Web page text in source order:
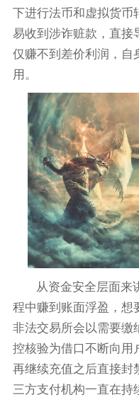
下进行法币和虚拟货币
易收到涉诈赃款，直接
仅赚不到差价利润，自
用。
从资金安全层面来
程中赚到账面浮盈，想
非法交易所会以需要缴
控核验为借口不断向用
再继续充值之后直接封
三方支付机构一直在持